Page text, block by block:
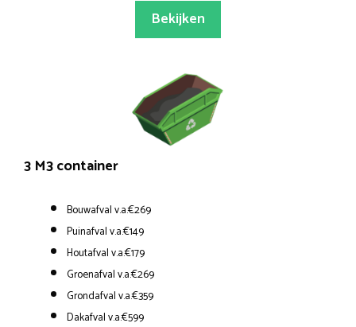
Bekijken
3 M3 container
Bouwafval v.a.€269
Puinafval v.a.€149
Houtafval v.a.€179
Groenafval v.a.€269
Grondafval v.a.€359
Dakafval v.a.€599